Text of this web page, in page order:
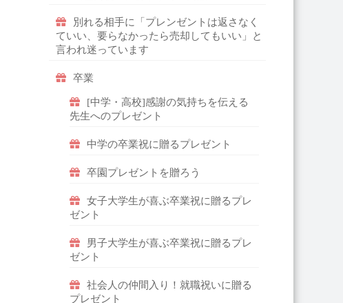
別れる相手に「プレンゼントは返さなく
ていい、要らなかったら売却してもいい」と
言われ迷っています
卒業
[中学・高校]感謝の気持ちを伝える
先生へのプレゼント
中学の卒業祝に贈るプレゼント
卒園プレゼントを贈ろう
女子大学生が喜ぶ卒業祝に贈るプレ
ゼント
男子大学生が喜ぶ卒業祝に贈るプレ
ゼント
社会人の仲間入り！就職祝いに贈る
プレゼント